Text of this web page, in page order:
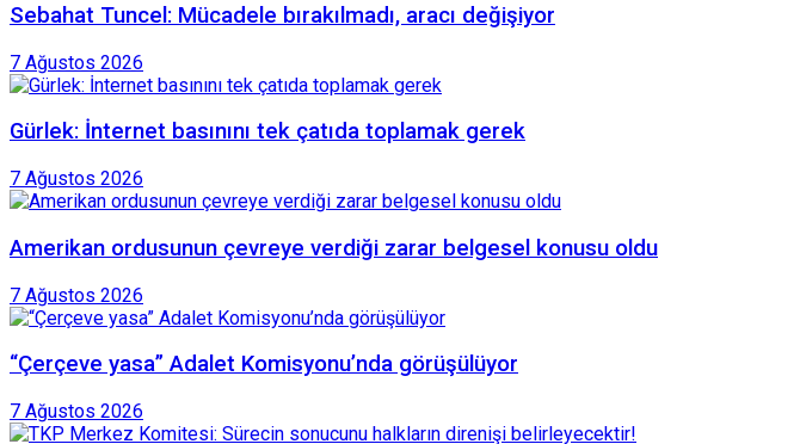
Sebahat Tuncel: Mücadele bırakılmadı, aracı değişiyor
7 Ağustos 2026
Gürlek: İnternet basınını tek çatıda toplamak gerek
7 Ağustos 2026
Amerikan ordusunun çevreye verdiği zarar belgesel konusu oldu
7 Ağustos 2026
“Çerçeve yasa” Adalet Komisyonu’nda görüşülüyor
7 Ağustos 2026